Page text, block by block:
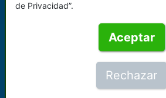
de Privacidad”.
Aceptar
Rechazar